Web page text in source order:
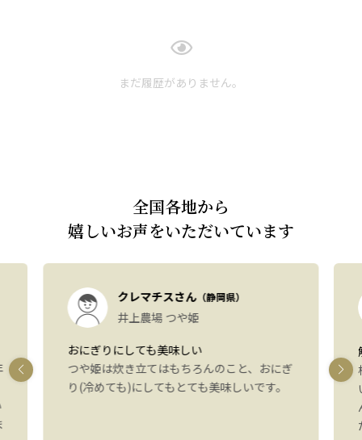
まだ履歴がありません。
全国各地から
嬉しいお声をいただいています
クレマチスさん（静岡県）
井上農場 つや姫
おにぎりにしても美味しい
つや姫は炊き立てはもちろんのこと、おにぎ
り(冷めても)にしてもとても美味しいです。